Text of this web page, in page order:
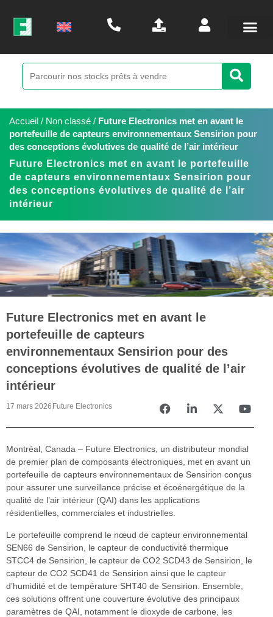
Accueil / Non classé / Future Electronics met en avant le
portefeuille de capteurs environnementaux Sensirion pour
des conceptions évolutives de qualité de l’air intérieur
Future Electronics met en avant le portefeuille
de capteurs environnementaux Sensirion pour
des conceptions évolutives de qualité de l’air
intérieur
Future Electronics met en avant le
portefeuille de capteurs
environnementaux Sensirion pour des
conceptions évolutives de qualité de l’air
intérieur
17 mars 2026 Future Electronics
Montréal, Canada – Future Electronics, un distributeur mondial
de premier plan de composants électroniques, met en avant un
portefeuille de capteurs environnementaux de Sensirion conçus
pour assurer une surveillance précise et écoénergétique de la
qualité de l’air intérieur (QAI) dans les applications
résidentielles, commerciales et industrielles.
Le portefeuille comprend le nœud de capteur environnemental
SEN66 de Sensirion, le capteur de conductivité thermique
STCC4 de Sensirion, le capteur de CO2 SCD43 de Sensirion, le
capteur de CO2 SCD41 de Sensirion ainsi que le capteur
d’humidité et de température SHT40 de Sensirion. Ensemble,
ces solutions offrent une couverture évolutive des principaux
paramètres de QAI, notamment le dioxyde de carbone, les